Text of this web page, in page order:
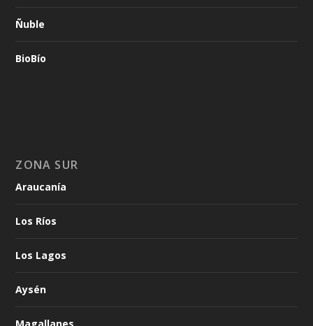
Ñuble
BioBío
ZONA SUR
Araucanía
Los Ríos
Los Lagos
Aysén